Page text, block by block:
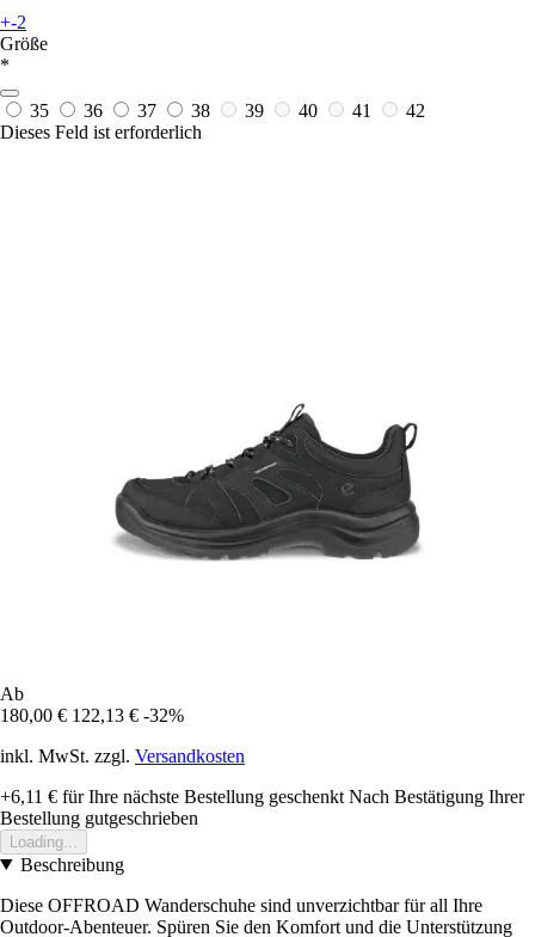
+-2
Größe
*
35 36 37 38 39 40 41
42
Dieses Feld ist erforderlich
Ab
180,00 € 122,13 € -32%
inkl. MwSt. zzgl. Versandkosten
+6,11 € für Ihre nächste Bestellung geschenkt Nach Bestätigung Ihrer
Bestellung gutgeschrieben
Loading...
Beschreibung
Diese OFFROAD Wanderschuhe sind unverzichtbar für all Ihre
Outdoor-Abenteuer. Spüren Sie den Komfort und die Unterstützung